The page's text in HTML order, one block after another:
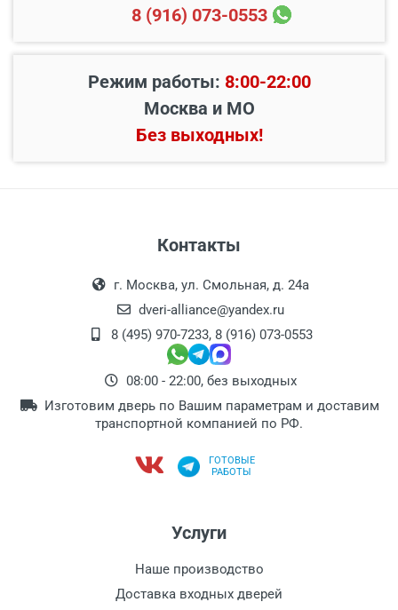
8 (916) 073-0553
Режим работы: 8:00-22:00
Москва и МО
Без выходных!
Контакты
г. Москва, ул. Смольная, д. 24а
dveri-alliance@yandex.ru
8 (495) 970-7233, 8 (916) 073-0553
08:00 - 22:00, без выходных
Изготовим дверь по Вашим параметрам и доставим
транспортной компанией по РФ.
ГОТОВЫЕ
РАБОТЫ
Услуги
Наше производство
Доставка входных дверей